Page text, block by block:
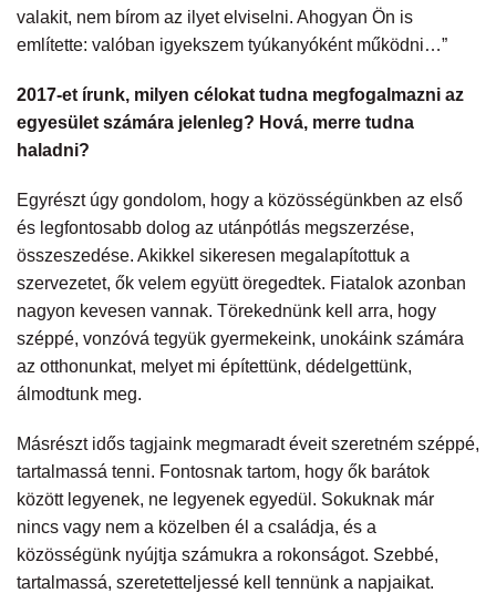
valakit, nem bírom az ilyet elviselni. Ahogyan Ön is
említette: valóban igyekszem tyúkanyóként működni…”
2017-et írunk, milyen célokat tudna megfogalmazni az
egyesület számára jelenleg? Hová, merre tudna
haladni?
Egyrészt úgy gondolom, hogy a közösségünkben az első
és legfontosabb dolog az utánpótlás megszerzése,
összeszedése. Akikkel sikeresen megalapítottuk a
szervezetet, ők velem együtt öregedtek. Fiatalok azonban
nagyon kevesen vannak. Törekednünk kell arra, hogy
széppé, vonzóvá tegyük gyermekeink, unokáink számára
az otthonunkat, melyet mi építettünk, dédelgettünk,
álmodtunk meg.
Másrészt idős tagjaink megmaradt éveit szeretném széppé,
tartalmassá tenni. Fontosnak tartom, hogy ők barátok
között legyenek, ne legyenek egyedül. Sokuknak már
nincs vagy nem a közelben él a családja, és a
közösségünk nyújtja számukra a rokonságot. Szebbé,
tartalmassá, szeretetteljessé kell tennünk a napjaikat.